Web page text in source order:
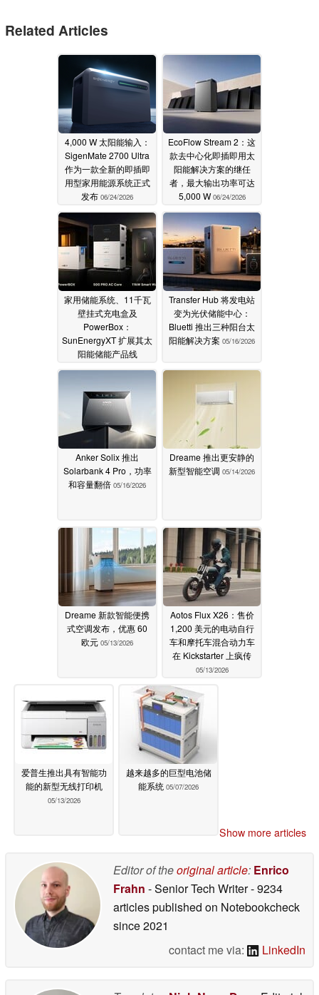
Related Articles
4,000 W 太阳能输入：
SigenMate 2700 Ultra
作为一款全新的即插即
用型家用能源系统正式
发布 06/24/2026
EcoFlow Stream 2：这
款去中心化即插即用太
阳能解决方案的继任
者，最大输出功率可达
5,000 W06/24/2026
家用储能系统、11千瓦
壁挂式充电盒及
PowerBox：
SunEnergyXT 扩展其太
阳能储能产品线
06/18/2026
Transfer Hub 将发电站
变为光伏储能中心：
Bluetti 推出三种阳台太
阳能解决方案 05/16/2026
Anker Solix 推出
Solarbank 4 Pro，功率
和容量翻倍 05/16/2026
Dreame 推出更安静的
新型智能空调 05/14/2026
Dreame 新款智能便携
式空调发布，优惠 60
欧元 05/13/2026
Aotos Flux X26：售价
1,200 美元的电动自行
车和摩托车混合动力车
在 Kickstarter 上疯传
05/13/2026
爱普生推出具有智能功
能的新型无线打印机
05/13/2026
越来越多的巨型电池储
能系统 05/07/2026
Show more articles
Editor of theoriginal article: Enrico
Frahn - Senior Tech Writer- 9234
articles published on Notebookcheck
since 2021
contact me via:
LinkedIn